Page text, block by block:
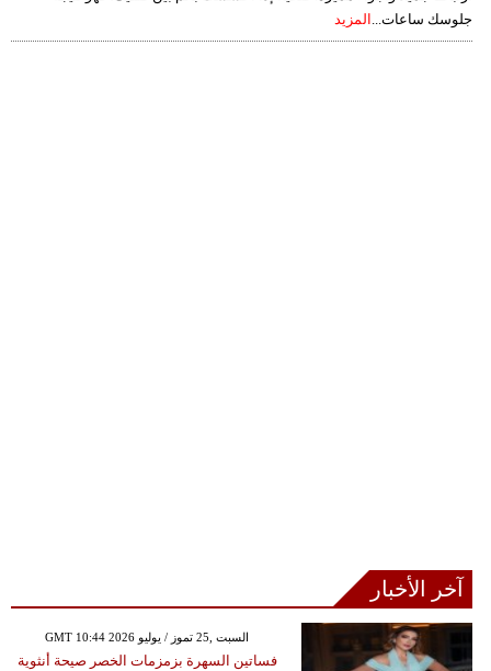
جلوسك ساعات... المزيد
آخر الأخبار
GMT 10:44 2026 السبت ,25 تموز / يوليو
فساتين السهرة بزمزمات الخصر صيحة أنثوية